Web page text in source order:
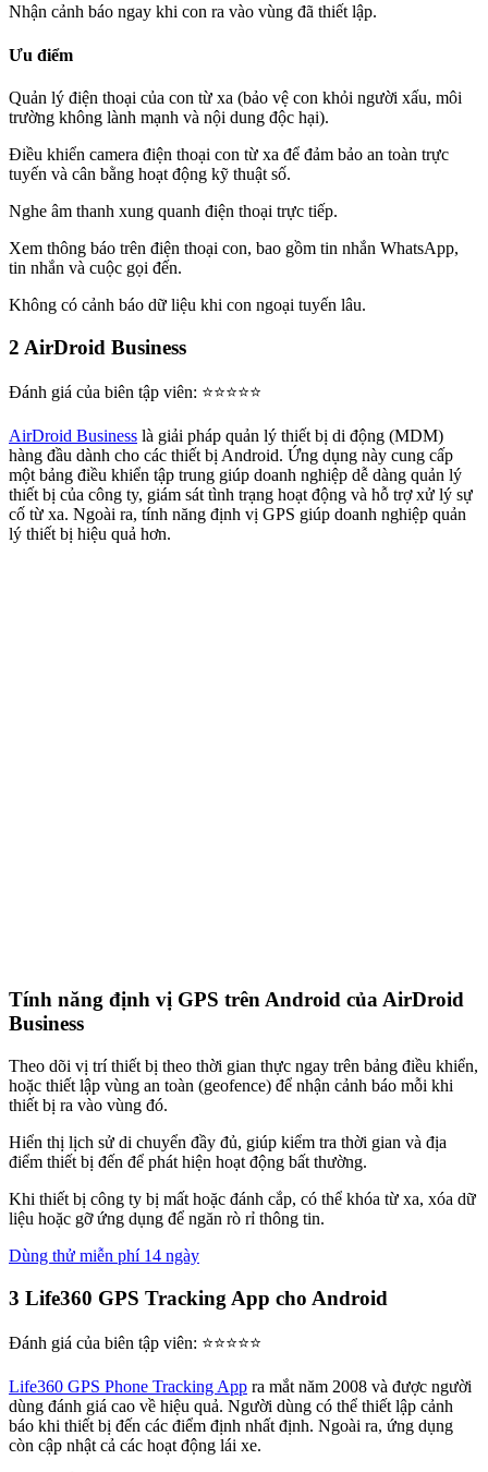
Nhận cảnh báo ngay khi con ra vào vùng đã thiết lập.
Ưu điểm
Quản lý điện thoại của con từ xa (bảo vệ con khỏi người xấu, môi
trường không lành mạnh và nội dung độc hại).
Điều khiển camera điện thoại con từ xa để đảm bảo an toàn trực
tuyến và cân bằng hoạt động kỹ thuật số.
Nghe âm thanh xung quanh điện thoại trực tiếp.
Xem thông báo trên điện thoại con, bao gồm tin nhắn WhatsApp,
tin nhắn và cuộc gọi đến.
Không có cảnh báo dữ liệu khi con ngoại tuyến lâu.
2 AirDroid Business
Đánh giá của biên tập viên: ⭐⭐⭐⭐⭐
AirDroid Business là giải pháp quản lý thiết bị di động (MDM)
hàng đầu dành cho các thiết bị Android. Ứng dụng này cung cấp
một bảng điều khiển tập trung giúp doanh nghiệp dễ dàng quản lý
thiết bị của công ty, giám sát tình trạng hoạt động và hỗ trợ xử lý sự
cố từ xa. Ngoài ra, tính năng định vị GPS giúp doanh nghiệp quản
lý thiết bị hiệu quả hơn.
Tính năng định vị GPS trên Android của AirDroid
Business
Theo dõi vị trí thiết bị theo thời gian thực ngay trên bảng điều khiển,
hoặc thiết lập vùng an toàn (geofence) để nhận cảnh báo mỗi khi
thiết bị ra vào vùng đó.
Hiển thị lịch sử di chuyển đầy đủ, giúp kiểm tra thời gian và địa
điểm thiết bị đến để phát hiện hoạt động bất thường.
Khi thiết bị công ty bị mất hoặc đánh cắp, có thể khóa từ xa, xóa dữ
liệu hoặc gỡ ứng dụng để ngăn rò rỉ thông tin.
Dùng thử miễn phí 14 ngày
3 Life360 GPS Tracking App cho Android
Đánh giá của biên tập viên: ⭐⭐⭐⭐⭐
Life360 GPS Phone Tracking App ra mắt năm 2008 và được người
dùng đánh giá cao về hiệu quả. Người dùng có thể thiết lập cảnh
báo khi thiết bị đến các điểm định nhất định. Ngoài ra, ứng dụng
còn cập nhật cả các hoạt động lái xe.